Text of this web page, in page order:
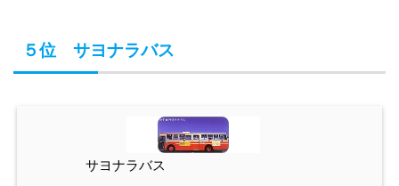
５位 サヨナラバス
サヨナラバス